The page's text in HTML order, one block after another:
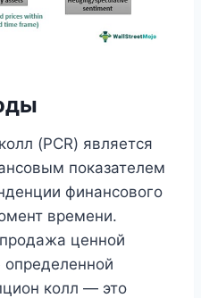
(PCR) является
показателем
финансового
времени.
ценной
определенной
колл — это